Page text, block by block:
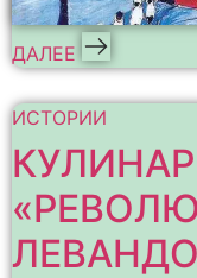
ДАЛЕЕ
ИСТОРИИ
ЛЕВАНДО